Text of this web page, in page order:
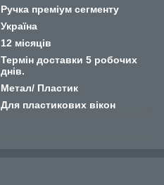
Ручка преміум сегменту
Україна
12 місяців
Термін доставки 5 робочих
днів.
Метал/ Пластик
Для пластикових вікон